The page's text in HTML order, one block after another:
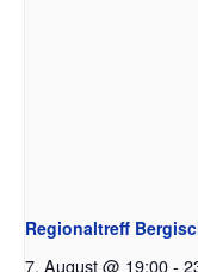
Regionaltreff
7. August @ 19:00-